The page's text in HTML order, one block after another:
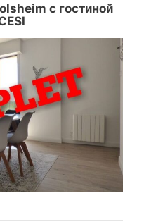
с гостиной